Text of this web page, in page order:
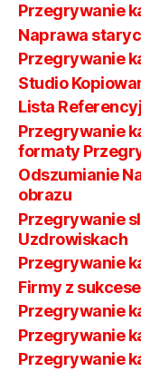
Przegrywanie
Naprawa
Przegrywanie
Studio
Lista
Przegrywanie
formaty
Odszumianie
obrazu
Przegrywanie
Uzdrowiskach
Przegrywanie
Firmy z
Przegrywanie
Przegrywanie
Przegrywanie